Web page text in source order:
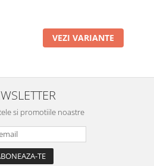
VEZI VARIANTE
si promotiile noastre